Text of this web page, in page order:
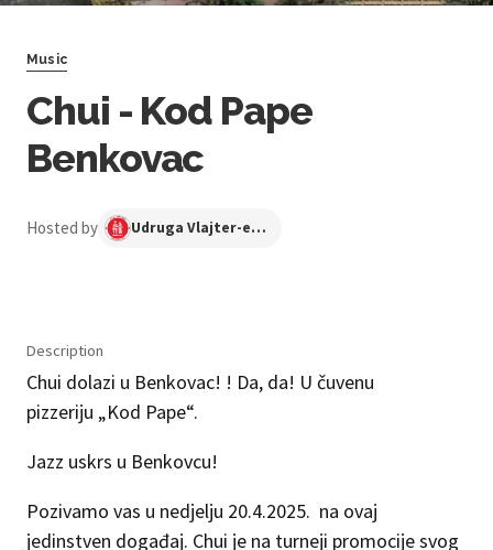
Music
Chui - Kod Pape
Benkovac
Hosted by Udruga Vlajter-ego Benkovac
Description
Chui dolazi u Benkovac! ! Da, da! U čuvenu
pizzeriju „Kod Pape“.
Jazz uskrs u Benkovcu!
Pozivamo vas u nedjelju 20.4.2025. na ovaj
jedinstven događaj. Chui je na turneji promocije svog